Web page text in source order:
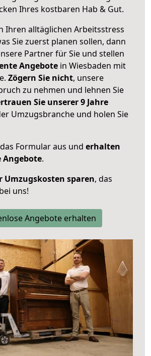
Ihres kostbaren Hab & Gut.
Ihren alltäglichen Arbeitsstress
Sie zuerst planen sollen, dann
Partner für Sie und stellen
Angebote in Wiesbaden mit
Zögern Sie nicht, unsere
zu nehmen und lehnen Sie
Sie unserer 9 Jahre
Umzugsbranche und holen Sie
Formular aus und erhalten
Angebote.
Umzugskosten sparen, das
uns!
Angebote erhalten